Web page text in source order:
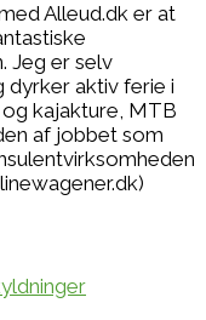
Alleud.dk er at
Jeg er selv
aktiv ferie i
kajakture, MTB
af jobbet som